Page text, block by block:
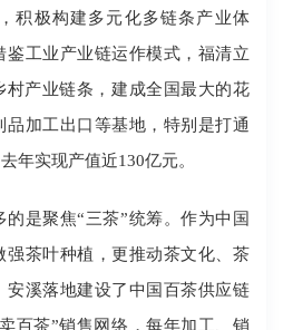
极构建多元化多链条产业体
鉴工业产业链运作模式，福清立
村产业链条，建成全国最大的花
加工出口等基地，特别是打通
年实现产值近130亿元。
是聚焦“三茶”统筹。作为中国
强茶叶种植，更推动茶文化、茶
安溪落地建设了中国百茶供应链
百茶”销售网络，每年加工、销